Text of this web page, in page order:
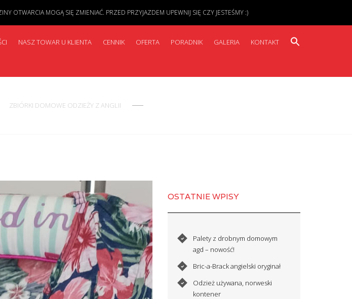
NASZ TOWAR U KLIENTA CENNIK OFERTA PORADNIK GALERIA KONTAKT
ZBIÓRKI DOMOWE ODZIEŻY Z ANGLII
OSTATNIE WPISY
Palety z drobnym domowym
agd – nowość!
Bric-a-Brack angielski oryginał
Odzież używana, norweski
kontener
MOGĄ SIĘ ZMIENIAĆ. PRZED PRZYJAZDEM UPEWNIJ SIĘ CZY JESTEŚMY :)